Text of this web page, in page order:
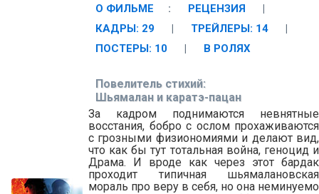
О ФИЛЬМЕ : РЕЦЕНЗИЯ
|
КАДРЫ: 29
| ТРЕЙЛЕРЫ: 14
|
ПОСТЕРЫ: 10
| В РОЛЯХ
Повелитель стихий:
Шьямалан и каратэ-пацан
За кадром поднимаются невнятные
восстания, бобро с ослом прохаживаются
с грозными физиономиями и делают вид,
что как бы тут тотальная война, геноцид и
Драма. И вроде как через этот бардак
проходит типичная шьямалановская
мораль про веру в себя, но она неминуемо